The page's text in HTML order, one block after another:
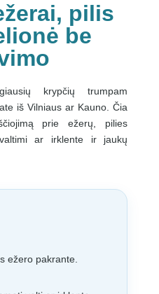
pilis
be
krypčių trumpam
iš Vilniaus ar Kauno. Čia
prie ežerų, pilies
ar irklente ir jaukų
ežero pakrante.